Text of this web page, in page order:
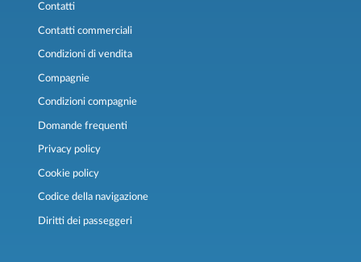
Contatti
Contatti commerciali
Condizioni di vendita
Compagnie
Condizioni compagnie
Domande frequenti
Privacy policy
Cookie policy
Codice della navigazione
Diritti dei passeggeri